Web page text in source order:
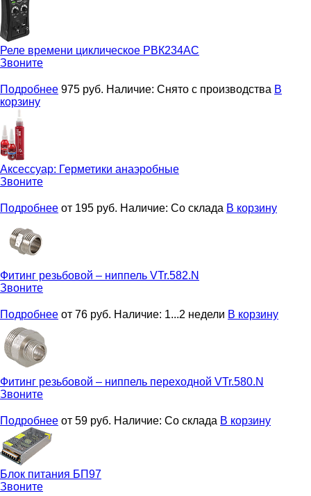
Реле времени циклическое РВК234AC
Звоните
Подробнее 975 руб. Наличие: Снято с производства В
корзину
Аксессуар: Герметики анаэробные
Звоните
Подробнее от 195 руб. Наличие: Со склада В корзину
Фитинг резьбовой – ниппель VTr.582.N
Звоните
Подробнее от 76 руб. Наличие: 1...2 недели В корзину
Фитинг резьбовой – ниппель переходной VTr.580.N
Звоните
Подробнее от 59 руб. Наличие: Со склада В корзину
Блок питания БП97
Звоните